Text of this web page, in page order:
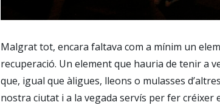
Malgrat tot, encara faltava com a mínim un
recuperació. Un element que hauria de tenir a
que, igual que àligues, lleons o mulasses
nostra ciutat i a la vegada servís per fer créixer